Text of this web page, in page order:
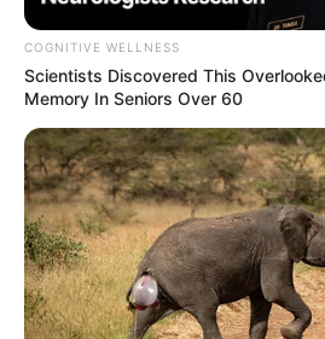
Tua Casa
suas hortaliças precisam ter
Isso, porque como você viu,
necessita de um solo drenado
saudável.
Por isso, para evitar que a
COGNITIVE WELLNESS
Scientists Discovered This
Memory In Seniors Over 60